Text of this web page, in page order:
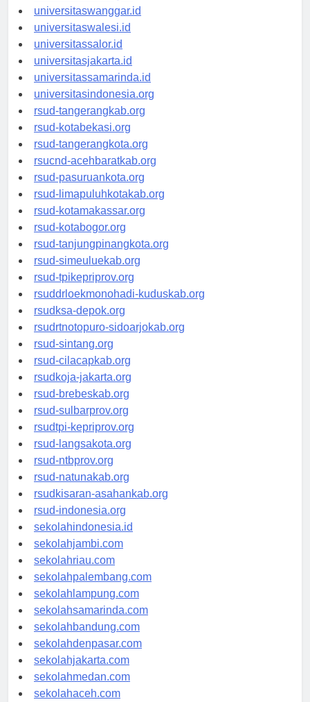
universitassorong.id
universitaswanggar.id
universitaswalesi.id
universitassalor.id
universitasjakarta.id
universitassamarinda.id
universitasindonesia.org
rsud-tangerangkab.org
rsud-kotabekasi.org
rsud-tangerangkota.org
rsucnd-acehbaratkab.org
rsud-pasuruankota.org
rsud-limapuluhkotakab.org
rsud-kotamakassar.org
rsud-kotabogor.org
rsud-tanjungpinangkota.org
rsud-simeuluekab.org
rsud-tpikepriprov.org
rsuddrloekmonohadi-kuduskab.org
rsudksa-depok.org
rsudrtnotopuro-sidoarjokab.org
rsud-sintang.org
rsud-cilacapkab.org
rsudkoja-jakarta.org
rsud-brebeskab.org
rsud-sulbarprov.org
rsudtpi-kepriprov.org
rsud-langsakota.org
rsud-ntbprov.org
rsud-natunakab.org
rsudkisaran-asahankab.org
rsud-indonesia.org
sekolahindonesia.id
sekolahjambi.com
sekolahriau.com
sekolahpalembang.com
sekolahlampung.com
sekolahsamarinda.com
sekolahbandung.com
sekolahdenpasar.com
sekolahjakarta.com
sekolahmedan.com